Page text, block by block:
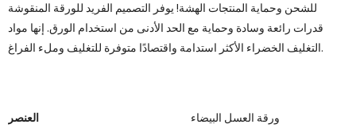
للشحن وحماية المنتجات الهشة! يوفر التصميم الفريد للورقة المنقوشة
قدرات رائعة وسادة وحماية مع الحد الأدنى من استخدام الورق. إنها مواد
التغليف الخضراء الأكثر استدامة واقتصادًا متوفرة للتغليف وملء الفراغ.
ورقة العسل البيضاء